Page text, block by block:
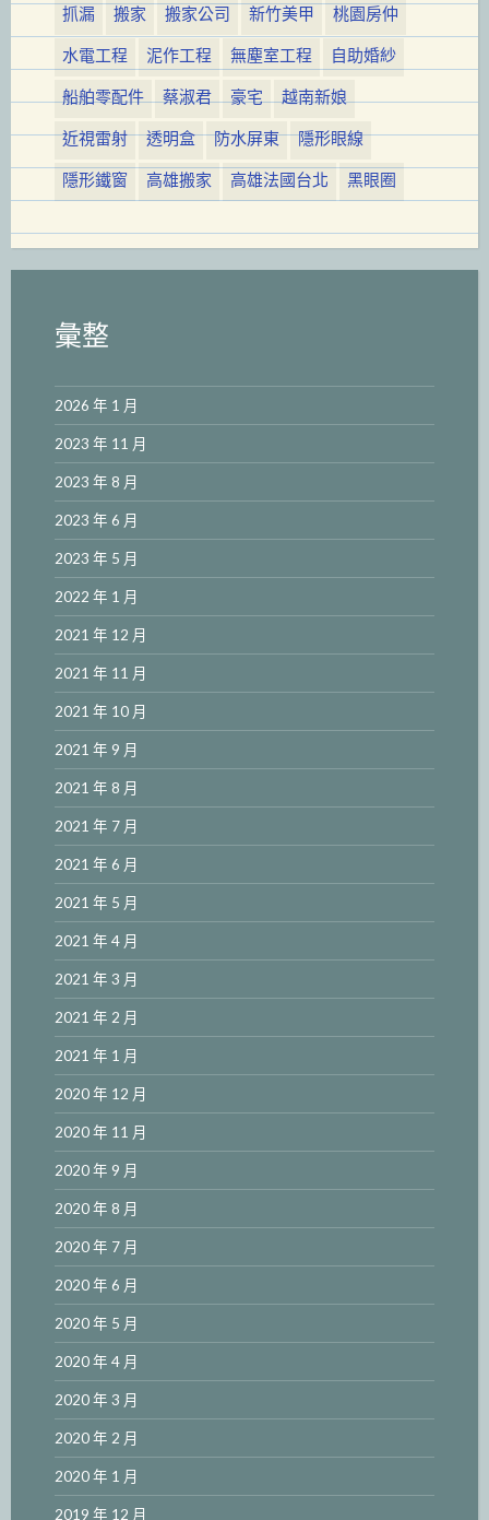
抓漏
搬家 搬家公司 新竹美甲
桃園房仲
水電工程
泥作工程 無塵室工程
自助婚紗
船舶零配件
蔡淑君 豪宅
越南新娘
近視雷射
透明盒 防水屏東
隱形眼線
隱形鐵窗
高雄搬家 高雄法國台北 黑眼圈
彙整
2026 年 1 月
2023 年 11 月
2023 年 8 月
2023 年 6 月
2023 年 5 月
2022 年 1 月
2021 年 12 月
2021 年 11 月
2021 年 10 月
2021 年 9 月
2021 年 8 月
2021 年 7 月
2021 年 6 月
2021 年 5 月
2021 年 4 月
2021 年 3 月
2021 年 2 月
2021 年 1 月
2020 年 12 月
2020 年 11 月
2020 年 9 月
2020 年 8 月
2020 年 7 月
2020 年 6 月
2020 年 5 月
2020 年 4 月
2020 年 3 月
2020 年 2 月
2020 年 1 月
2019 年 12 月